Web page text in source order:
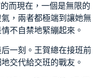
而現在，一個是無限的
，兩者都極端到讓她無
不自禁地緊繃起來。
一刻。王賀總在接班前
交代給交班的戰友。